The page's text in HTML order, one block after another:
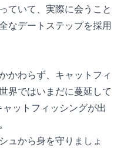
ていて、実際に会うこと
なデートステップを採用
かわらず、キャットフィ
界ではいまだに蔓延して
ットフィッシングが出
ュから身を守りましょ